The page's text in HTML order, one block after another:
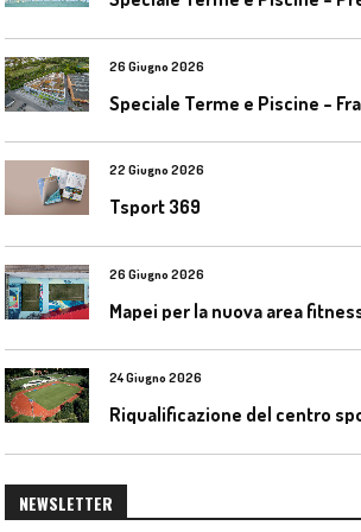
26 Giugno 2026
22 Giugno 2026
Tsport 369
26 Giugno 2026
24 Giugno 2026
NEWSLETTER